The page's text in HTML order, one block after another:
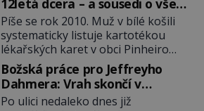
Zaměstnanci jsou přesvědčeni, že
Mona Lisa je jen v restaurátorské
dílně nebo u fotografa. Když se
ukáže pravda, propukne jeden z
největších honů na zloděje v […]
12letá dcera – a sousedi o všem
vědí!
Píše se rok 2010. Muž v bílé košili
systematicky listuje kartotékou
lékařských karet v obci Pinheiro
ležící asi 20 kilometrů od farmy s
podivínským majitelem. Něco tu
nesedí. Ledaže… Ledaže by ta
mladá dívka z farmy byla ne
Božská práce pro Jeffreyho
Dahmera: Vrah skončí v
tratolišti krve ve vězeňských
Po ulici nedaleko dnes již